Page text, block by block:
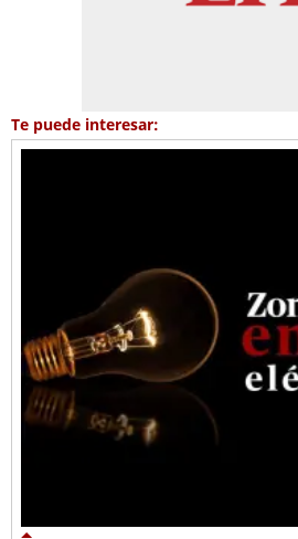
Te puede interesar: